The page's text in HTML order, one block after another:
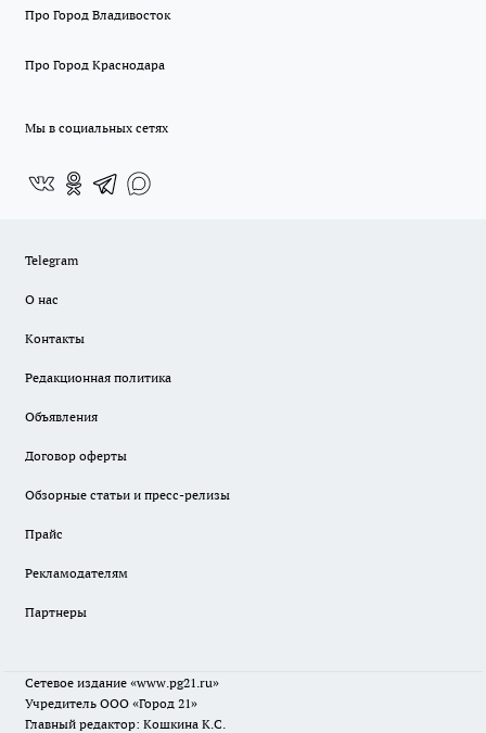
Про Город Владивосток
Про Город Краснодара
Мы в социальных сетях
Telegram
О нас
Контакты
Редакционная политика
Объявления
Договор оферты
Обзорные статьи и пресс-релизы
Прайс
Рекламодателям
Партнеры
Сетевое издание «www.pg21.ru»
Учредитель ООО «Город 21»
Главный редактор: Кошкина К.С.